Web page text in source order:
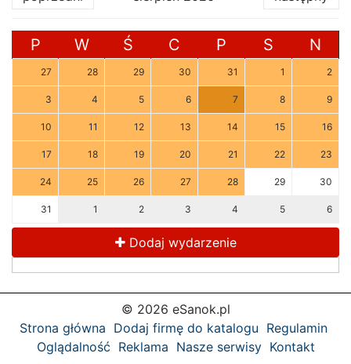
P W Ś C P S N
27 28 29 30 31 1 2
3 4 5 6 7 8 9
10 11 12 13 14 15 16
17 18 19 20 21 22 23
24 25 26 27 28 29 30
31 1 2 3 4 5 6
Dodaj wydarzenie
© 2026 eSanok.pl
Strona główna Dodaj firmę do katalogu Regulamin
Oglądalność Reklama Nasze serwisy Kontakt